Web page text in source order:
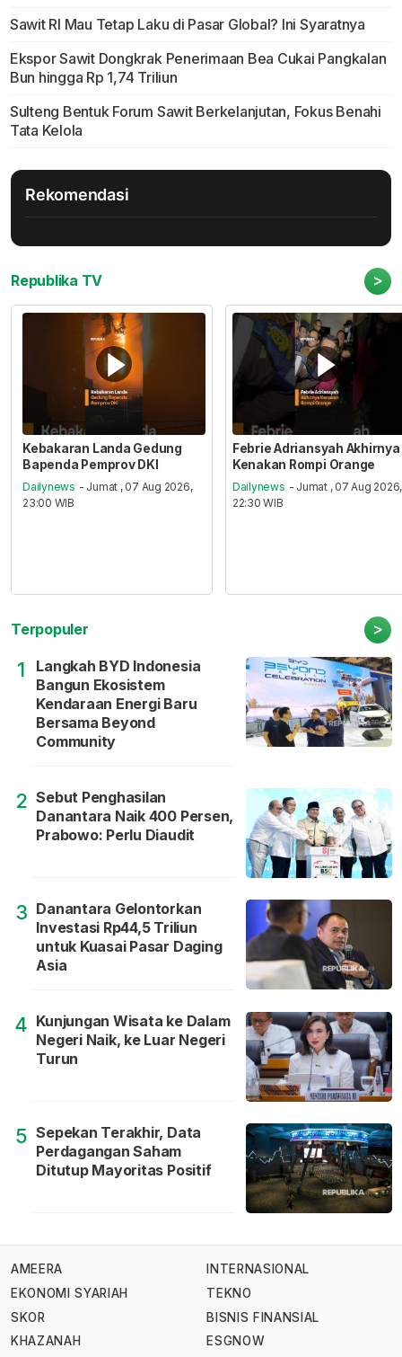
Sawit RI Mau Tetap Laku di Pasar Global? Ini Syaratnya
Ekspor Sawit Dongkrak Penerimaan Bea Cukai Pangkalan
Bun hingga Rp 1,74 Triliun
Sulteng Bentuk Forum Sawit Berkelanjutan, Fokus Benahi
Tata Kelola
Rekomendasi
Republika TV >
Kebakaran Landa Gedung
Bapenda Pemprov DKI
Dailynews - Jumat , 07 Aug 2026,
23:00 WIB
Febrie Adriansyah Akhirnya
Kenakan Rompi Orange
Dailynews - Jumat , 07 Aug 2026,
22:30 WIB
Terpopuler >
1
Langkah BYD Indonesia
Bangun Ekosistem
Kendaraan Energi Baru
Bersama Beyond
Community
2 Sebut Penghasilan
Danantara Naik 400 Persen,
Prabowo: Perlu Diaudit
3 Danantara Gelontorkan
Investasi Rp44,5 Triliun
untuk Kuasai Pasar Daging
Asia
4 Kunjungan Wisata ke Dalam
Negeri Naik, ke Luar Negeri
Turun
5 Sepekan Terakhir, Data
Perdagangan Saham
Ditutup Mayoritas Positif
AMEERA
EKONOMI SYARIAH
SKOR
KHAZANAH
INTERNASIONAL
TEKNO
BISNIS FINANSIAL
ESGNOW